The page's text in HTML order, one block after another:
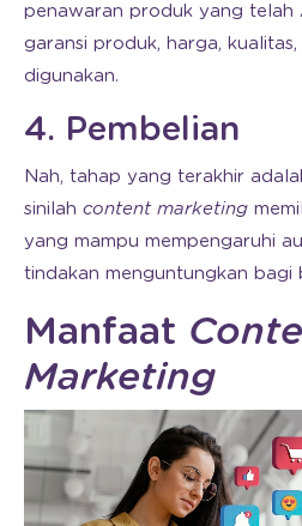
penawaran produk yang telah
garansi produk, harga,
digunakan.
4. Pembelian
Nah, tahap yang terakhir
sinilah content marketing
yang mampu mempengaruhi
tindakan menguntungkan bagi
Manfaat
Marketing